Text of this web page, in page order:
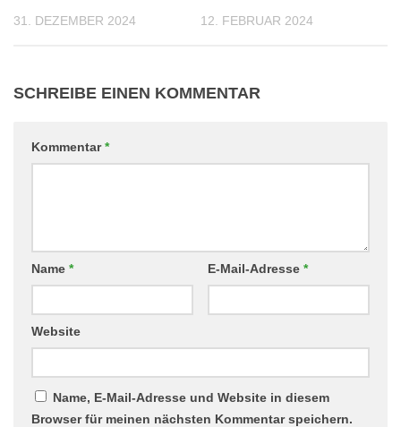
31. DEZEMBER 2024 12. FEBRUAR 2024
SCHREIBE EINEN KOMMENTAR
Kommentar*
Name * E-Mail-Adresse *
Website
Name, E-Mail-Adresse und Website in diesem
Browser für meinen nächsten Kommentar speichern.